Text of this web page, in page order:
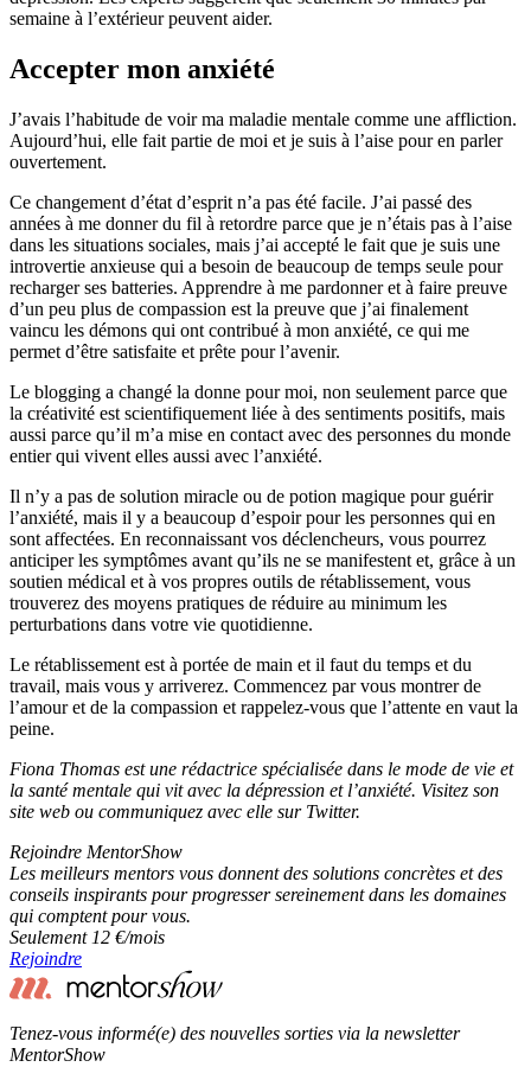
semaine à l’extérieur peuvent aider.
Accepter mon anxiété
J’avais l’habitude de voir ma maladie mentale comme une affliction.
Aujourd’hui, elle fait partie de moi et je suis à l’aise pour en parler
ouvertement.
Ce changement d’état d’esprit n’a pas été facile. J’ai passé des
années à me donner du fil à retordre parce que je n’étais pas à l’aise
dans les situations sociales, mais j’ai accepté le fait que je suis une
introvertie anxieuse qui a besoin de beaucoup de temps seule pour
recharger ses batteries. Apprendre à me pardonner et à faire preuve
d’un peu plus de compassion est la preuve que j’ai finalement
vaincu les démons qui ont contribué à mon anxiété, ce qui me
permet d’être satisfaite et prête pour l’avenir.
Le blogging a changé la donne pour moi, non seulement parce que
la créativité est scientifiquement liée à des sentiments positifs, mais
aussi parce qu’il m’a mise en contact avec des personnes du monde
entier qui vivent elles aussi avec l’anxiété.
Il n’y a pas de solution miracle ou de potion magique pour guérir
l’anxiété, mais il y a beaucoup d’espoir pour les personnes qui en
sont affectées. En reconnaissant vos déclencheurs, vous pourrez
anticiper les symptômes avant qu’ils ne se manifestent et, grâce à un
soutien médical et à vos propres outils de rétablissement, vous
trouverez des moyens pratiques de réduire au minimum les
perturbations dans votre vie quotidienne.
Le rétablissement est à portée de main et il faut du temps et du
travail, mais vous y arriverez. Commencez par vous montrer de
l’amour et de la compassion et rappelez-vous que l’attente en vaut la
peine.
Fiona Thomas est une rédactrice spécialisée dans le mode de vie et
la santé mentale qui vit avec la dépression et l’anxiété. Visitez son
site web ou communiquez avec elle sur Twitter.
Rejoindre MentorShow
Les meilleurs mentors vous donnent des solutions concrètes et des
conseils inspirants pour progresser sereinement dans les domaines
qui comptent pour vous.
Seulement 12 €/mois
Rejoindre
Tenez-vous informé(e) des nouvelles sorties via la newsletter
MentorShow